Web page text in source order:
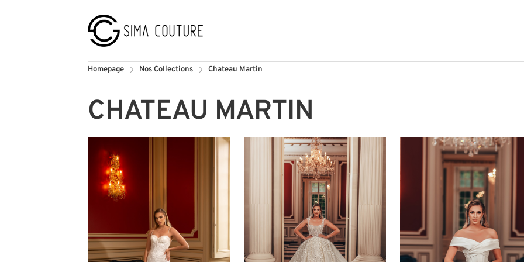
Homepage Nos Collections Chateau Martin
CHATEAU MARTIN